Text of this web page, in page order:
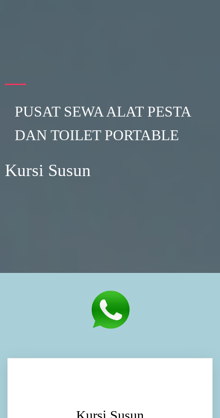
PUSAT SEWA ALAT PESTA
DAN TOILET PORTABLE
Kursi Susun